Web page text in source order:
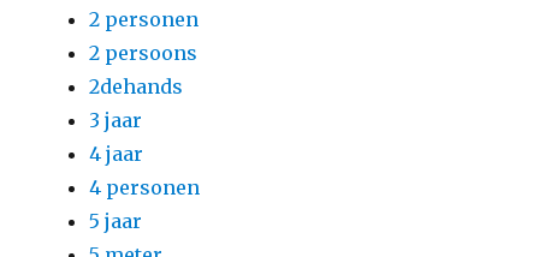
2 personen
2 persoons
2dehands
3 jaar
4 jaar
4 personen
5 jaar